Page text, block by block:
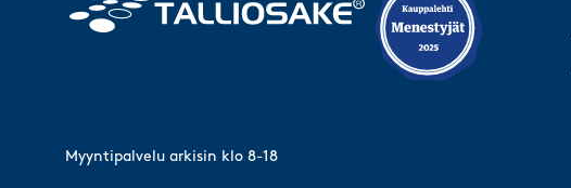
Myyntipalvelu arkisin klo 8-18